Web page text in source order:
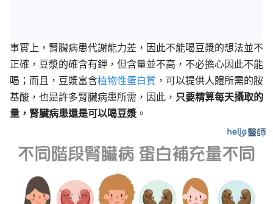
事實上，腎臟病患代謝能力差，因此不能喝豆漿的想法並不
正確，豆漿的確含有鉀，但含量並不高，不必擔心因此不能
喝；而且，豆漿富含植物性蛋白質 ，可以提供人體所需的胺
基酸，也是許多腎臟病患所需，因此， 只要精算每天攝取的
量，腎臟病患還是可以喝豆漿 。